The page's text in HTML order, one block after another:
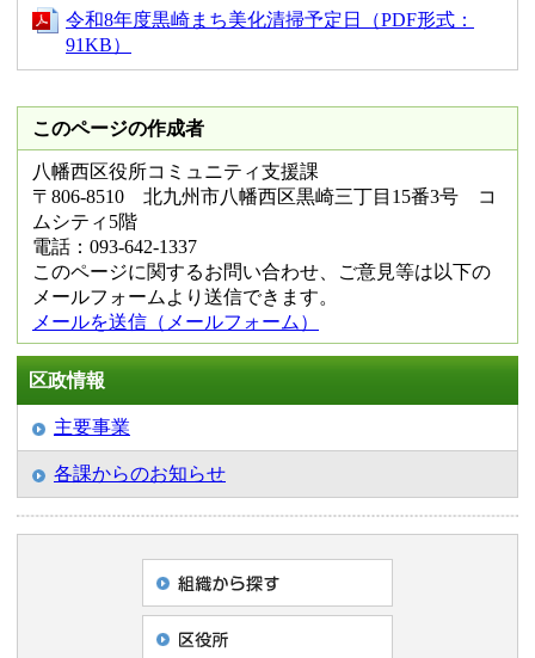
令和8年度黒崎まち美化清掃予定日（PDF形式：
91KB）
このページの作成者
八幡西区役所コミュニティ支援課
〒806-8510 北九州市八幡西区黒崎三丁目15番3号 コ
ムシティ5階
電話：093-642-1337
このページに関するお問い合わせ、ご意見等は以下の
メールフォームより送信できます。
メールを送信（メールフォーム）
区政情報
主要事業
各課からのお知らせ